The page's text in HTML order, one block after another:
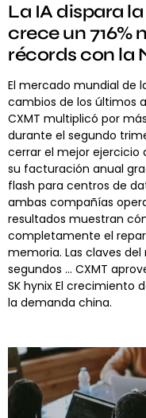
La IA dispara
crece un 716%
récords con la
El mercado mundial de
cambios de los últimos
CXMT multiplicó por
durante el segundo
cerrar el mejor ejercicio
su facturación anual
flash para centros de
ambas compañías
resultados muestran
completamente el
memoria. Las claves
segundos … CXMT
SK hynix El crecimiento
la demanda china.